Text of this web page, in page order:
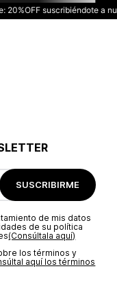
suscribiéndote a
SUSCRIBIRME
de mis datos
de su política
(Consúltala aquí)
los términos y
aquí los términos